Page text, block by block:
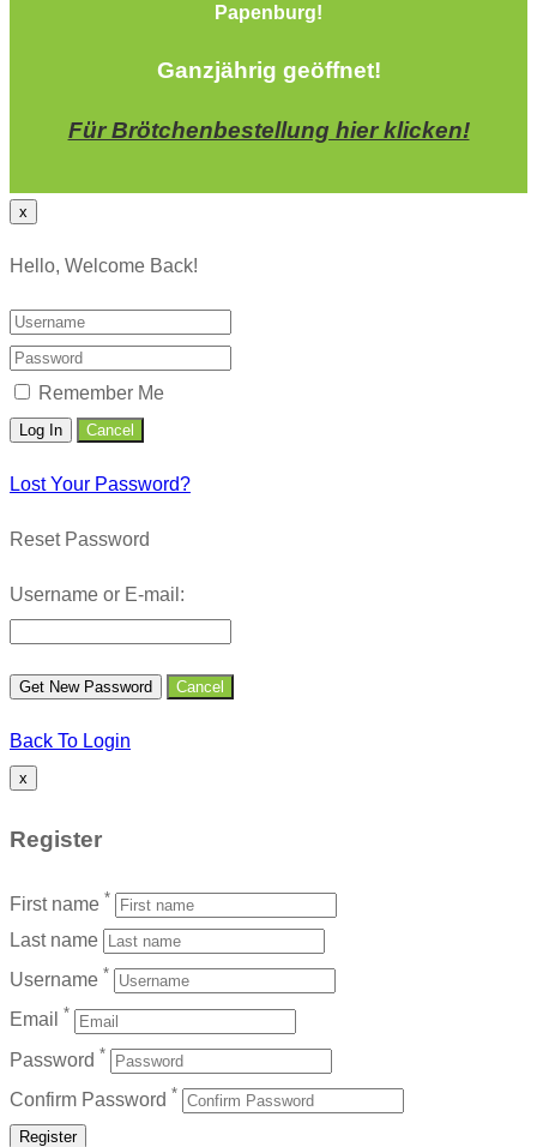
Papenburg!
Ganzjährig geöffnet!
Für Brötchenbestellung hier klicken!
x
Hello, Welcome Back!
Remember Me
Lost Your Password?
Reset Password
Username or E-mail:
Back To Login
x
Register
First name *
Last name
Username *
Email *
Password *
Confirm Password *
Register